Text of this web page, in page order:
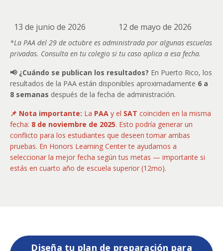
13 de junio de 2026 12 de mayo de 2026
*La PAA del 29 de octubre es administrada por algunas escuelas
privadas. Consulta en tu colegio si tu caso aplica a esa fecha.
📢 ¿Cuándo se publican los resultados? En Puerto Rico, los
resultados de la PAA están disponibles aproximadamente 6 a
8 semanas después de la fecha de administración.
📌 Nota importante: La PAA y el SAT coinciden en la misma
fecha: 8 de noviembre de 2025. Esto podría generar un
conflicto para los estudiantes que deseen tomar ambas
pruebas. En Honors Learning Center te ayudamos a
seleccionar la mejor fecha según tus metas — importante si
estás en cuarto año de escuela superior (12mo).
Diseña tu plan de preparación para